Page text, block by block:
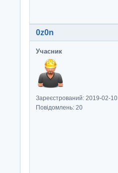
0z0n
Учасник
Зареєстрований: 2019-02-10
Повідомлень: 20